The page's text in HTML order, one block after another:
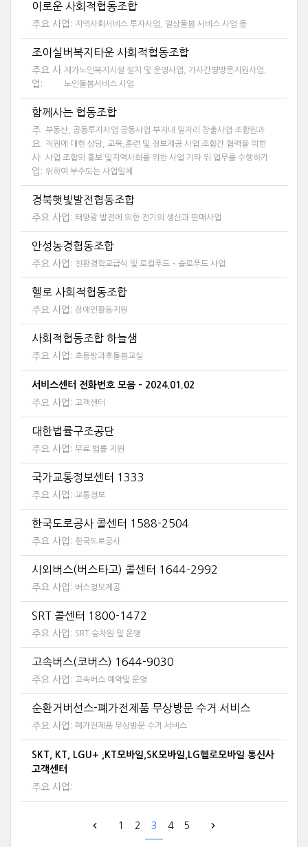
이로운 사회적협동조합
주요 사업: 지역사회서비스 투자사업, 일상돌봄 서비스 사업 등
조이실버복지타운 사회적협동조합
주요 사
업:
재가노인복지시설 설치 및 운영사업, 가사간병방문지원사업,
노인돌봄서비스 사업
함께사는 협동조합
주
요
사
업:
부동산, 공동투자사업 공동사업 부지내 일자리 창출사업 조합원과
직원에 대한 상담, 교육,훈련 및 정보제공 사업 조합간 협력을 위한
사업 조합의 홍보 및지역사회를 위한 사업 기타 위 업무를 수행하기
위하여 부수되는 사업일체
경북햇빛발전협동조합
주요 사업: 태양광 발전에 의한 전기의 생산과 판매사업
안성농경협동조합
주요 사업: 친환경학교급식 및 로컬푸드・슬로푸드 사업
헬로 사회적협동조합
주요 사업: 장애인활동지원
사회적협동조합 하늘샘
주요 사업: 초등방과후돌봄교실
서비스센터 전화번호 모음 - 2024.01.02
주요 사업: 고객센터
대한법률구조공단
주요 사업: 무료 법률 지원
국가교통정보센터 1333
주요 사업: 교통정보
한국도로공사 콜센터 1588-2504
주요 사업: 한국도로공사
시외버스(버스타고) 콜센터 1644-2992
주요 사업: 버스정보제공
SRT 콜센터 1800-1472
주요 사업: SRT 승차원 및 운영
고속버스(코버스) 1644-9030
주요 사업: 고속버스 예약및 운영
순환거버선스-폐가전제품 무상방문 수거 서비스
주요 사업: 폐가전제품 무상방문 수거 서비스
SKT, KT, LGU+ ,KT모바일,SK모바일,LG헬로모바일 통신사
고객센터
주요 사업:
1 2 3 4 5